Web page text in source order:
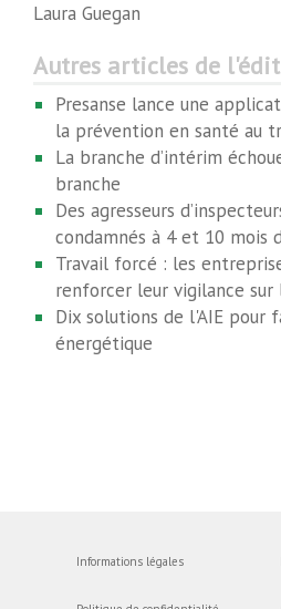
Laura Guegan
Autres articles de
Presanse lance une
la prévention en santé au
La branche d’intérim
branche
Des agresseurs
condamnés à 4 et 10 mois
Travail forcé : les
renforcer leur vigilance sur
Dix solutions de l'AIE pour
énergétique
Informations légales